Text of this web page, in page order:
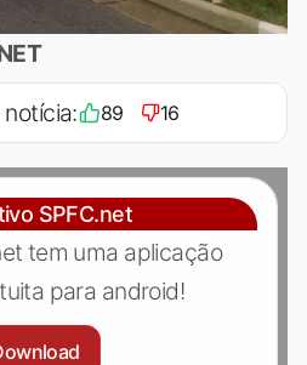
89 16
SPFC.net
tem uma aplicação
para android!